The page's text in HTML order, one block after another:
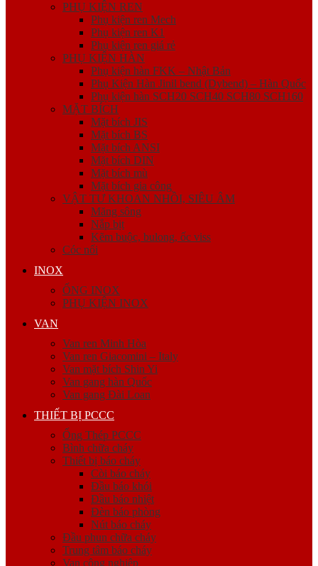
PHỤ KIỆN REN
Phụ kiện ren Mech
Phụ kiện ren K1
Phụ kiện ren giá rẻ
PHỤ KIỆN HÀN
Phụ kiện hàn FKK – Nhật Bản
Phụ Kiện Hàn Jinil bend (Dybend) – Hàn Quốc
Phụ kiện hàn SCH20 SCH40 SCH80 SCH160
MẶT BÍCH
Mặt bích JIS
Mặt bích BS
Mặt bích ANSI
Mặt bích DIN
Mặt bích mù
Mặt bích gia công
VẬT TƯ KHOAN NHỒI, SIÊU ÂM
Măng sông
Nắp bịt
Kẽm buộc, bulong, ốc viss
Cóc nối
INOX
ỐNG INOX
PHỤ KIỆN INOX
VAN
Van ren Minh Hòa
Van ren Giacomini – Italy
Van mặt bích Shin Yi
Van gang hàn Quốc
Van gang Đài Loan
THIẾT BỊ PCCC
Ống Thép PCCC
Bình chữa cháy
Thiết bị báo cháy
Còi báo cháy
Đầu báo khói
Đầu báo nhiệt
Đèn báo phòng
Nút báo cháy
Đầu phun chữa cháy
Trung tâm báo cháy
Van công nghiệp